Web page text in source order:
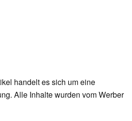
handelt es sich um eine
Alle Inhalte wurden vom Werber